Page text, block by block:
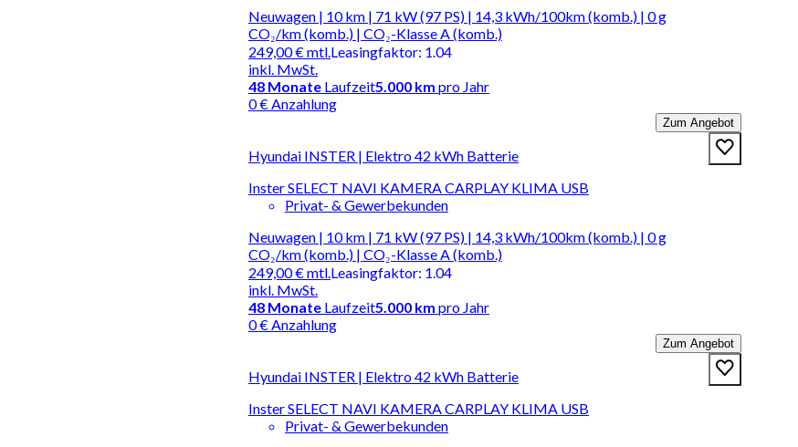
Neuwagen | 10 km | 71 kW (97 PS) | 14,3 kWh/100km (komb.) | 0 g
CO₂/km (komb.) | CO₂-Klasse A (komb.)
249,00 €mtl.
inkl. MwSt.
Leasingfaktor: 1.04
48 Monate Laufzeit5.000 km pro Jahr
0 € Anzahlung
Zum Angebot
Hyundai INSTER | Elektro 42 kWh Batterie
Inster SELECT NAVI KAMERA CARPLAY KLIMA USB
Privat- & Gewerbekunden
Neuwagen | 10 km | 71 kW (97 PS) | 14,3 kWh/100km (komb.) | 0 g
CO₂/km (komb.) | CO₂-Klasse A (komb.)
249,00 €mtl.
inkl. MwSt.
Leasingfaktor: 1.04
48 Monate Laufzeit5.000 km pro Jahr
0 € Anzahlung
Zum Angebot
Hyundai INSTER | Elektro 42 kWh Batterie
Inster SELECT NAVI KAMERA CARPLAY KLIMA USB
Privat- & Gewerbekunden